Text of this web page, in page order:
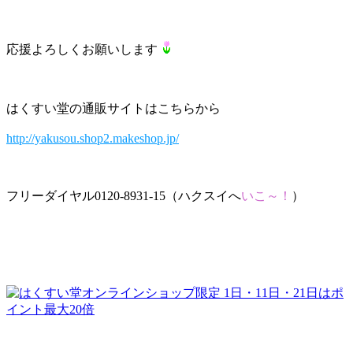
応援よろしくお願いします
はくすい堂の通販サイトはこちらから
http://yakusou.shop2.makeshop.jp/
フリーダイヤル0120-8931-15（ハクスイへいこ～！ ）